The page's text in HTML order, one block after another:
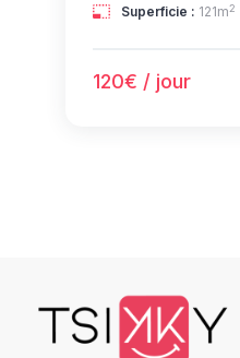
Superficie : 121m2
120€ / jour